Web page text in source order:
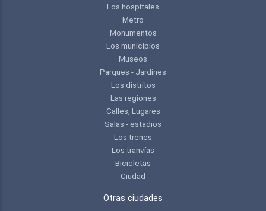
Los hospitales
Metro
Monumentos
Los municipios
Museos
Parques - Jardines
Los distritos
Las regiones
Calles, Lugares
Salas - estadios
Los trenes
Los tranvías
Bicicletas
Ciudad
Otras ciudades